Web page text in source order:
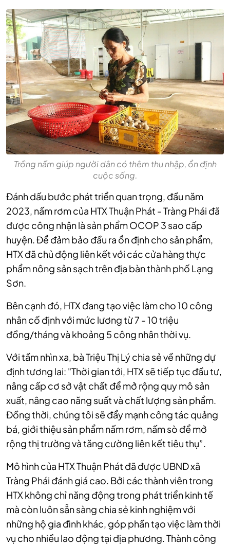
Trồng nấm giúp người dân có thêm thu nhập, ổn định
cuộc sống.
Đánh dấu bước phát triển quan trọng, đầu năm
2023, nấm rơm của HTX Thuận Phát - Tràng Phái đã
được công nhận là sản phẩm OCOP 3 sao cấp
huyện. Để đảm bảo đầu ra ổn định cho sản phẩm,
HTX đã chủ động liên kết với các cửa hàng thực
phẩm nông sản sạch trên địa bàn thành phố Lạng
Sơn.
Bên cạnh đó, HTX đang tạo việc làm cho 10 công
nhân cố định với mức lương từ 7 - 10 triệu
đồng/tháng và khoảng 5 công nhân thời vụ.
Với tầm nhìn xa, bà Triệu Thị Lý chia sẻ về những dự
định tương lai: "Thời gian tới, HTX sẽ tiếp tục đầu tư,
nâng cấp cơ sở vật chất để mở rộng quy mô sản
xuất, nâng cao năng suất và chất lượng sản phẩm.
Đồng thời, chúng tôi sẽ đẩy mạnh công tác quảng
bá, giới thiệu sản phẩm nấm rơm, nấm sò để mở
rộng thị trường và tăng cường liên kết tiêu thụ”.
Mô hình của HTX Thuận Phát đã được UBND xã
Tràng Phái đánh giá cao. Bởi các thành viên trong
HTX không chỉ năng động trong phát triển kinh tế
mà còn luôn sẵn sàng chia sẻ kinh nghiệm với
những hộ gia đình khác, góp phần tạo việc làm thời
vụ cho nhiều lao động tại địa phương. Thành công